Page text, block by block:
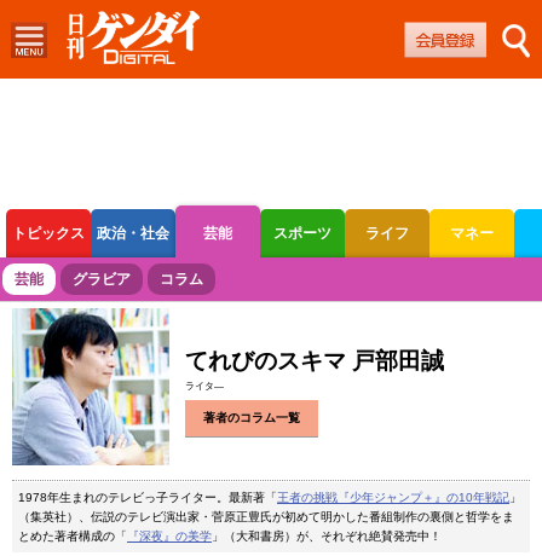
トピックス 政治・社会 芸能 スポーツ ライフ マネー
ボートレース 競輪 オートレース
芸能 グラビア コラム
てれびのスキマ 戸部田誠
ライタ―
著者のコラム一覧
1978年生まれのテレビっ子ライター。最新著「王者の挑戦『少年ジャンプ＋』の10年戦記 」
（集英社）、伝説のテレビ演出家・菅原正豊氏が初めて明かした番組制作の裏側と哲学をま
とめた著者構成の「 『深夜』の美学 」（大和書房）が、それぞれ絶賛発売中！